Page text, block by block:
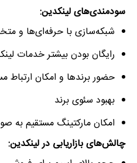
سودمندی‌های لینکدین:
شبکه‌سازی با حرفه‌ای‌ها و
رایگان بودن بیشتر خدمات
حضور برندها و امکان ارتباط
بهبود سئوی برند
امکان مارکتینگ مستقیم به
چالش‌های بازاریابی در لینکدین: